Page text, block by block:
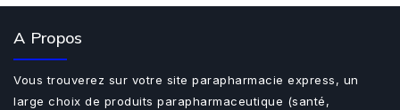
A Propos
Vous trouverez sur votre site parapharmacie express, un
large choix de produits parapharmaceutique (santé,